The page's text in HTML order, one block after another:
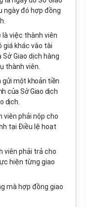
ngày đó hợp đồng
là việc thành viên
giá khác vào tài
Giao dịch hàng
thành viên.
gửi một khoản tiền
của Sở Giao dịch
dịch.
viên phải nộp cho
tại Điều lệ hoạt
viên phải trả cho
hiện từng giao
mà hợp đồng giao